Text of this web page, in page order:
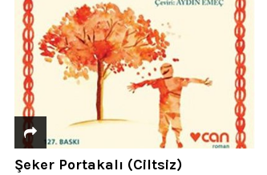
Şeker Portakalı (Ciltsiz)